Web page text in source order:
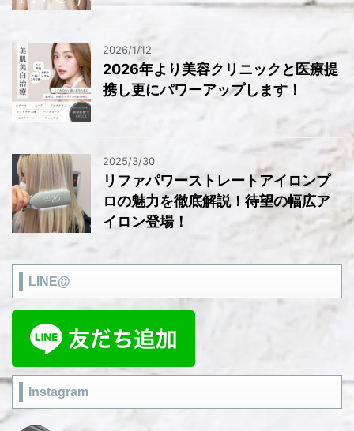
2026/1/12
2026年より美容クリニックと医療提
携し更にパワーアップします！
2025/3/30
リファパワーストレートアイロンプ
ロの魅力を徹底解説！待望の幅広ア
イロン登場！
LINE@
Instagram